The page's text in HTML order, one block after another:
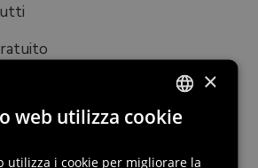
bestia” a cura della compagnia
di Cervignano del Friuli,
ENGLISH
×
web utilizza cookie
utilizza i cookie per migliorare la